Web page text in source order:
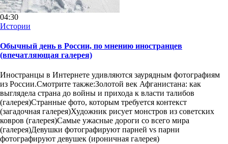
04:30
Истории
Обычный день в России, по мнению иностранцев
(впечатляющая галерея)
Иностранцы в Интернете удивляются заурядным фотографиям
из России.Смотрите также:Золотой век Афганистана: как
выглядела страна до войны и прихода к власти талибов
(галерея)Странные фото, которым требуется контекст
(загадочная галерея)Художник рисует монстров из советских
ковров (галерея)Самые ужасные дороги со всего мира
(галерея)Девушки фотографируют парней vs парни
фотографируют девушек (ироничная галерея)